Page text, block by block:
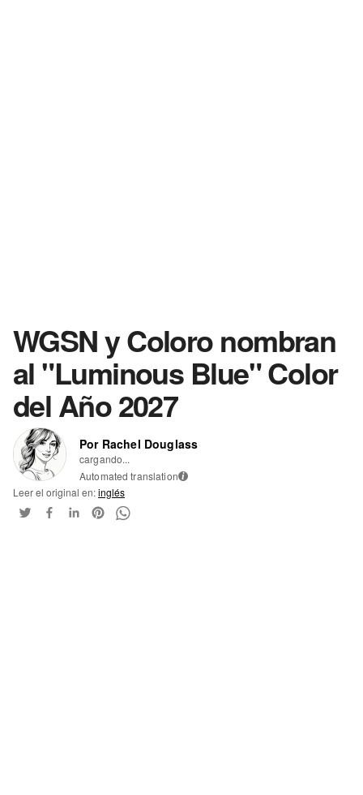
WGSN y Coloro nombran
al "Luminous Blue" Color
del Año 2027
Por Rachel Douglass
cargando...
Automated translation i
Leer el original en:inglés